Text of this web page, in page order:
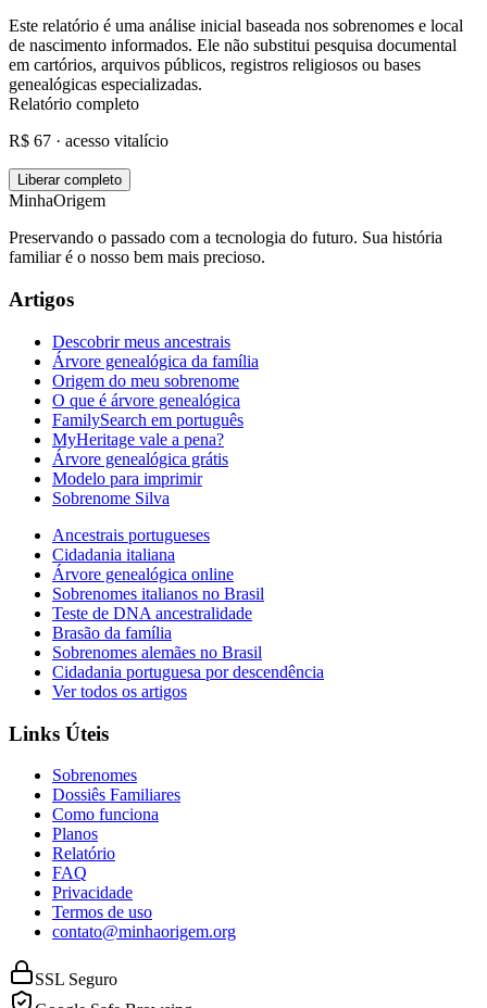
Este relatório é uma análise inicial baseada nos sobrenomes e local
de nascimento informados. Ele não substitui pesquisa documental
em cartórios, arquivos públicos, registros religiosos ou bases
genealógicas especializadas.
Relatório completo
R$ 67 · acesso vitalício
Liberar completo
MinhaOrigem
Preservando o passado com a tecnologia do futuro. Sua história
familiar é o nosso bem mais precioso.
Artigos
Descobrir meus ancestrais
Árvore genealógica da família
Origem do meu sobrenome
O que é árvore genealógica
FamilySearch em português
MyHeritage vale a pena?
Árvore genealógica grátis
Modelo para imprimir
Sobrenome Silva
Ancestrais portugueses
Cidadania italiana
Árvore genealógica online
Sobrenomes italianos no Brasil
Teste de DNA ancestralidade
Brasão da família
Sobrenomes alemães no Brasil
Cidadania portuguesa por descendência
Ver todos os artigos
Links Úteis
Sobrenomes
Dossiês Familiares
Como funciona
Planos
Relatório
FAQ
Privacidade
Termos de uso
contato@minhaorigem.org
SSL Seguro